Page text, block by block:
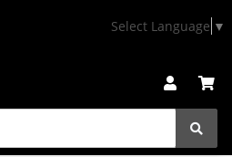
Select Language ▼